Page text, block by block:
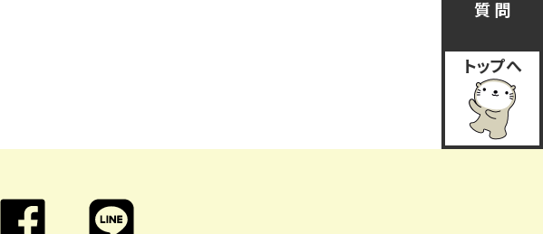
質 問
トップへ